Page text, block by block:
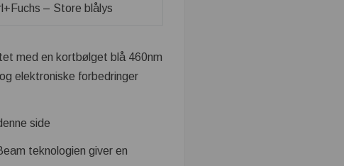
med en kortbølget blå 460nm
elektroniske forbedringer
side
teknologien giver en